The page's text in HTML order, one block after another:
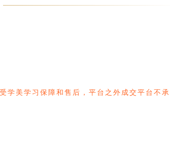
学美学习保障和售后，平台之外成交平台不